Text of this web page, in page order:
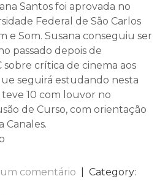
Santos foi aprovada no
Federal de São Carlos
e Som. Susana conseguiu ser
passado depois de
sobre crítica de cinema aos
seguirá estudando nesta
10 com louvor no
de Curso, com orientação
Canales.
comentário
| Category: